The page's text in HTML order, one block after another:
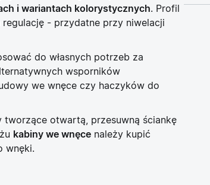
i wariantach kolorystycznych. Profil
- przydatne przy niwelacji
do własnych potrzeb za
wsporników
we wnęce czy haczyków do
tworzące otwartą, przesuwną ściankę
kabiny we wnęce należy kupić
wnęki.